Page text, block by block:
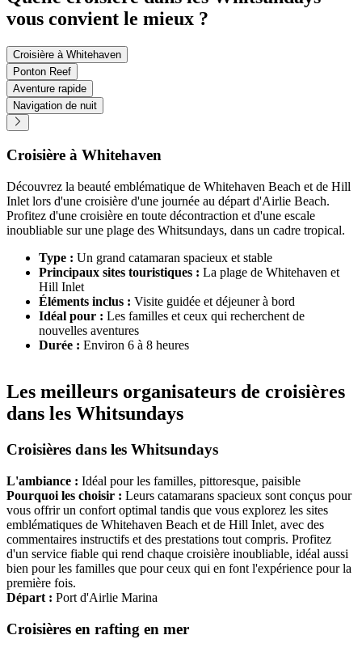
vous convient le mieux ?
Croisière à Whitehaven
Ponton Reef
Aventure rapide
Navigation de nuit
Croisière à Whitehaven
Découvrez la beauté emblématique de Whitehaven Beach et de Hill
Inlet lors d'une croisière d'une journée au départ d'Airlie Beach.
Profitez d'une croisière en toute décontraction et d'une escale
inoubliable sur une plage des Whitsundays, dans un cadre tropical.
Type : Un grand catamaran spacieux et stable
Principaux sites touristiques : La plage de Whitehaven et
Hill Inlet
Éléments inclus : Visite guidée et déjeuner à bord
Idéal pour : Les familles et ceux qui recherchent de
nouvelles aventures
Durée : Environ 6 à 8 heures
Les meilleurs organisateurs de croisières
dans les Whitsundays
Croisières dans les Whitsundays
L'ambiance : Idéal pour les familles, pittoresque, paisible
Pourquoi les choisir : Leurs catamarans spacieux sont conçus pour
vous offrir un confort optimal tandis que vous explorez les sites
emblématiques de Whitehaven Beach et de Hill Inlet, avec des
commentaires instructifs et des prestations tout compris. Profitez
d'un service fiable qui rend chaque croisière inoubliable, idéal aussi
bien pour les familles que pour ceux qui en font l'expérience pour la
première fois.
Départ : Port d'Airlie Marina
Croisières en rafting en mer